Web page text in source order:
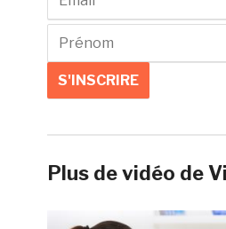
Plus de vidéo de